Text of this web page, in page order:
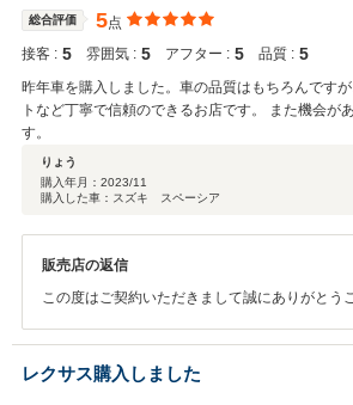
でアップル八戸店を宜しくお願いします。
総合評価 5点
接客 : 5 雰囲気 : 5 アフター : 5 品質 : 5
昨年車を購入しました。車の品質はもちろんです
トなど丁寧で信頼のできるお店です。 また機会が
す。
りょう
購入年月： 2023/11
購入した車：スズキ スペーシア
販売店の返信
この度はご契約いただきまして誠にありがとう
ました！ 今回はこのような高い評価をいただき
ら感謝しております。 今後、6ヶ月点検のご案
すので、引き続きアップル八戸店のご利用お待
レクサス購入しました